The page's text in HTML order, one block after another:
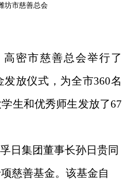
坊市慈善总会
高密市慈善总会举行了
放仪式， 为全市360名
生和优秀师生发放了67
日集团董事长孙日贵同
慈善基金。该基金自